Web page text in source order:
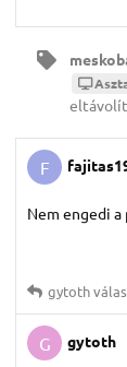
F
Nem engedi
gytoth
G gytoth